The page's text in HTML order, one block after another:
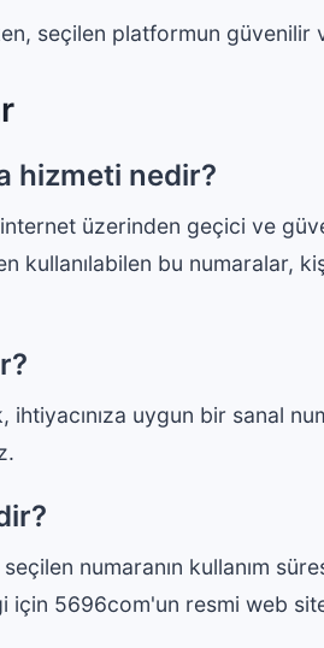
seçilen platformun güvenilir
hizmeti nedir?
üzerinden geçici ve
kullanılabilen bu numaralar,
uygun bir sanal
numaranın kullanım
için 5696com'un resmi web